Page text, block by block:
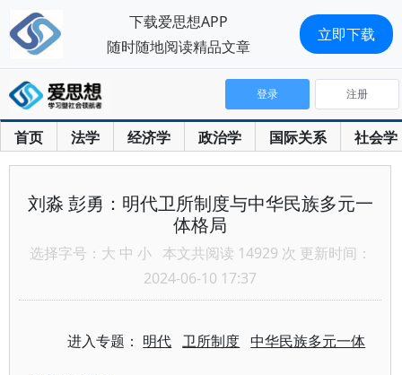
首页 法学 经济学 政治学 国际关系 社会学
登录 注册
刘淼 彭勇：明代卫所制度与中华民族多元一
体格局
选择字号： 大 中 小 本文共阅读 14929 次 更新时间：
2024-06-10 17:37
进入专题： 明代 卫所制度 中华民族多元一体
下载爱思想APP
随时随地阅读精品文章
立即下载